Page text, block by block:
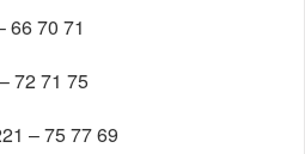
66 70 71
72 71 75
– 75 77 69